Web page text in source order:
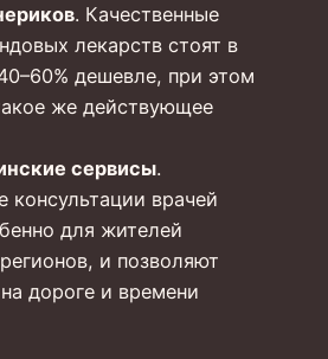
. Качественные
лекарств стоят в
дешевле, при этом
же действующее
сервисы.
консультации врачей
для жителей
и позволяют
дороге и времени